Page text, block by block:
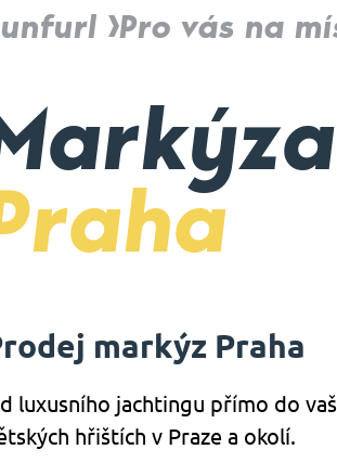
Pro vás na
markýz Praha
luxusního jachtingu přímo do
hřištích v Praze a okolí.